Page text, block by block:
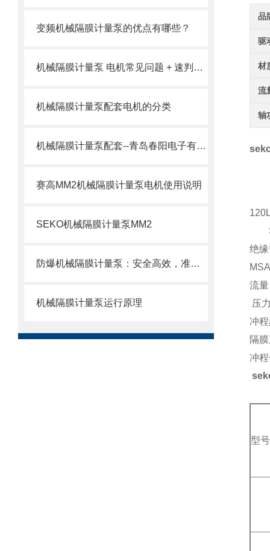
变频机械隔膜计量泵的优点有哪些？
机械隔膜计量泵 电机常见问题 + 速判速修
机械隔膜计量泵配套电机的分类
机械隔膜计量泵配套--青岛春阳电子有限公司
赛高MM2机械隔膜计量泵电机使用说明
SEKO机械隔膜计量泵MM2
防爆机械隔膜计量泵：安全高效，准确计量新选择
机械隔膜计量泵运行原理
品
驱
材
流
轴
绝
流
压
冲
隔
冲
型号